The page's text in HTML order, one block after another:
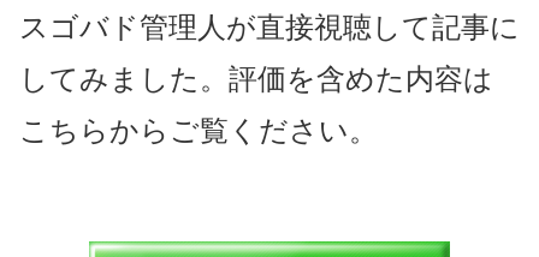
スゴバド管理人が直接視聴して記事に
してみました。評価を含めた内容は
こちらからご覧ください。